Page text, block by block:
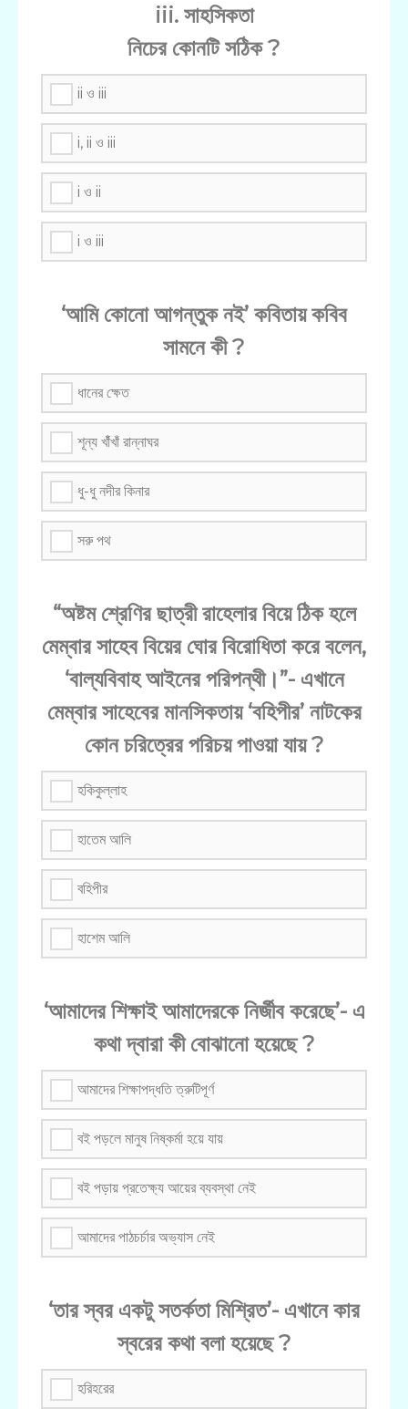
iii. সাহসিকতা
নিচের কোনটি সঠিক ?
ii ও iii
i, ii ও iii
i ও ii
i ও iii
‘আমি কোনো আগন্তুক নই’ কবিতায় কবিব
সামনে কী ?
ধানের ক্ষেত
শূন্য খাঁঁখাঁ রান্নাঘর
ধু-ধু নদীর কিনার
সরু পথ
“অষ্টম শ্রেণির ছাত্রী রাহেলার বিয়ে ঠিক হলে
মেম্বার সাহেব বিয়ের ঘোর বিরোধিতা করে বলেন,
‘বাল্যবিবাহ আইনের পরিপন্থী।”- এখানে
মেম্বার সাহেবের মানসিকতায় ‘বহিপীর’ নাটকের
কোন চরিত্রের পরিচয় পাওয়া যায় ?
হকিকুল্লাহ
হাতেম আলি
বহিপীর
হাশেম আলি
‘আমাদের শিক্ষাই আমাদেরকে নির্জীব করেছে’- এ
কথা দ্বারা কী বোঝানো হয়েছে ?
আমাদের শিক্ষাপদ্ধতি ত্রুটিপূর্ণ
বই পড়লে মানুষ নিষ্কর্মা হয়ে যায়
বই পড়ায় প্রতেক্ষ্য আয়ের ব্যবস্থা নেই
আমাদের পাঠচর্চার অভ্যাস নেই
‘তার স্বর একটু সতর্কতা মিশ্রিত’- এখানে কার
স্বরের কথা বলা হয়েছে ?
হরিহরের